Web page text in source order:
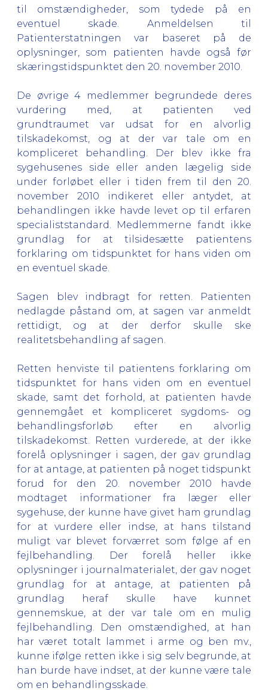
til omstændigheder, som tydede på en
eventuel skade. Anmeldelsen til
Patienterstatningen var baseret på de
oplysninger, som patienten havde også før
skæringstidspunktet den 20. november 2010.
De øvrige 4 medlemmer begrundede deres
vurdering med, at patienten ved
grundtraumet var udsat for en alvorlig
tilskadekomst, og at der var tale om en
kompliceret behandling. Der blev ikke fra
sygehusenes side eller anden lægelig side
under forløbet eller i tiden frem til den 20.
november 2010 indikeret eller antydet, at
behandlingen ikke havde levet op til erfaren
specialiststandard. Medlemmerne fandt ikke
grundlag for at tilsidesætte patientens
forklaring om tidspunktet for hans viden om
en eventuel skade.
Sagen blev indbragt for retten. Patienten
nedlagde påstand om, at sagen var anmeldt
rettidigt, og at der derfor skulle ske
realitetsbehandling af sagen.
Retten henviste til patientens forklaring om
tidspunktet for hans viden om en eventuel
skade, samt det forhold, at patienten havde
gennemgået et kompliceret sygdoms- og
behandlingsforløb efter en alvorlig
tilskadekomst. Retten vurderede, at der ikke
forelå oplysninger i sagen, der gav grundlag
for at antage, at patienten på noget tidspunkt
forud for den 20. november 2010 havde
modtaget informationer fra læger eller
sygehuse, der kunne have givet ham grundlag
for at vurdere eller indse, at hans tilstand
muligt var blevet forværret som følge af en
fejlbehandling. Der forelå heller ikke
oplysninger i journalmaterialet, der gav noget
grundlag for at antage, at patienten på
grundlag heraf skulle have kunnet
gennemskue, at der var tale om en mulig
fejlbehandling. Den omstændighed, at han
har været totalt lammet i arme og ben mv.,
kunne ifølge retten ikke i sig selv begrunde, at
han burde have indset, at der kunne være tale
om en behandlingsskade.